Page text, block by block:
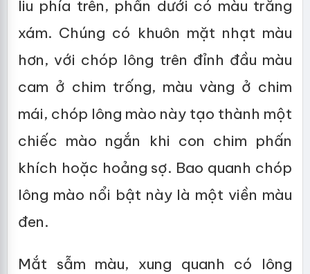
liu phía trên, phần dưới có màu trắng
xám. Chúng có khuôn mặt nhạt màu
hơn, với chóp lông trên đỉnh đầu màu
cam ở chim trống, màu vàng ở chim
mái, chóp lông mào này tạo thành một
chiếc mào ngắn khi con chim phấn
khích hoặc hoảng sợ. Bao quanh chóp
lông mào nổi bật này là một viền màu
đen.
Mắt sẫm màu, xung quanh có lông